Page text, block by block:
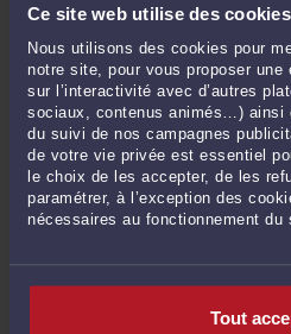
Ce site web utilise des cookies
Nous utilisons des cookies pour
notre site, pour vous proposer
sur l’interactivité avec d’autres
sociaux, contenus animés…) ainsi
du suivi de nos campagnes
de votre vie privée est essentiel
le choix de les accepter, de les
paramétrer, à l’exception des
nécessaires au fonctionnement du
Tout
Desde el 1 de enero de 2017, las empresas
condiciones de ejercicio, por los
(droit à la déconnexion) de conformidad
2016 (Loi n°2016-1088 du 8 août 2016).
de desconectarse ...Lire la suite >
Il n'y a plus d'élément à afficher
CONTACTER ME